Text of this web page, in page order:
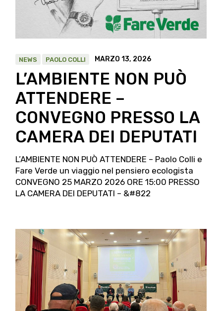
NEWS PAOLO COLLI MARZO 13, 2026
L’AMBIENTE NON PUÒ
ATTENDERE –
CONVEGNO PRESSO LA
CAMERA DEI DEPUTATI
L’AMBIENTE NON PUÒ ATTENDERE – Paolo Colli e
Fare Verde un viaggio nel pensiero ecologista
CONVEGNO 25 MARZO 2026 ORE 15:00 PRESSO
LA CAMERA DEI DEPUTATI – &#822